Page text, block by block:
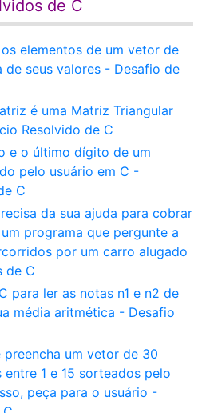
de C
elementos de um vetor de
de seus valores - Desafio de
é uma Matriz Triangular
Resolvido de C
e o último dígito de um
pelo usuário em C -
C
da sua ajuda para cobrar
programa que pergunte a
por um carro alugado
de C
para ler as notas n1 e n2 de
média aritmética - Desafio
um vetor de 30
1 e 15 sorteados pelo
peça para o usuário -